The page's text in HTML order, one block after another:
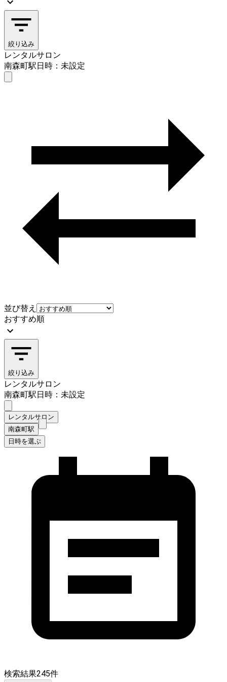
絞り込み
レンタルサロン
南森町駅日時：未設定
並び替え
おすすめ順
絞り込み
レンタルサロン
南森町駅日時：未設定
レンタルサロン
南森町駅
日時を選ぶ
検索結果245件